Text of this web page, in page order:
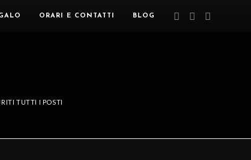
ORARI E CONTATTI BLOG
TUTTI I POSTI